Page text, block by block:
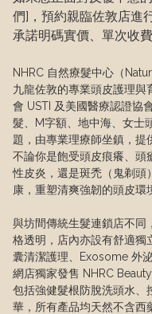
們]，預約親臨佐敦店進
承諾明碼實價、單次收費
NHRC 自然療髮中心（
九龍佐敦的專業頭皮護理與
會 USTI 及美國醫療認證協
髮、M字額、地中海、女士
題，由專業理療師坐鎮，提
不論你是飽受頭皮痕癢、頭
性皮炎，還是斑禿（鬼剃頭
康，重塑清爽強韌的頭皮環
與坊間傳統生髮連鎖店不同
格透明，店內亦設有舒適獨
囊清潔護理、Exosome 外
網店獨家發售 NHRC
包括強健髮根防脫洗頭水、
華，所有產品均天然不含西